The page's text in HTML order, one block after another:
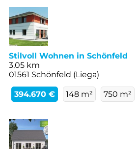
Stilvoll Wohnen in Schönfeld
3,05 km
01561 Schönfeld (Liega)
394.670 € 148 m² 750 m²